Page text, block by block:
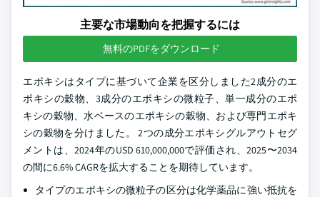
主要な市場動向を把握するには
無料のPDFをダウンロード
エポキシはタイプに基づいて企業を区分しました2成分のエ
ポキシの穀物、3成分のエポキシの微粒子、単一成分のエポ
キシの穀物、水ベースのエポキシの穀物、および専門エポキ
シの穀物を分けました。 2つの成分エポキシグルアウトセグ
メントは、2024年のUSD 610,000,000で評価され、2025〜2034
の間に6.6% CAGRを拡大することを期待しています。
タイプのエポキシの微粒子の区分は化学薬品に強い抵抗を